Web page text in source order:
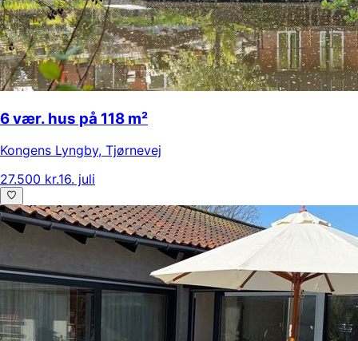
6 vær. hus på 118 m²
Kongens Lyngby, Tjørnevej
27.500 kr.16. juli